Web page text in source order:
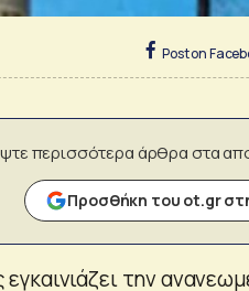
Post on
περισσότερα άρθρα στα
Προσθήκη του ot.gr
εγκαινιάζει την